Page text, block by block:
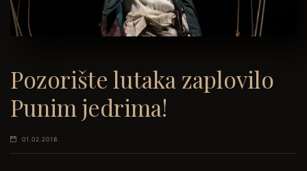
Pozorište lutaka zaplovilo
Punim jedrima!
01.02.2018.